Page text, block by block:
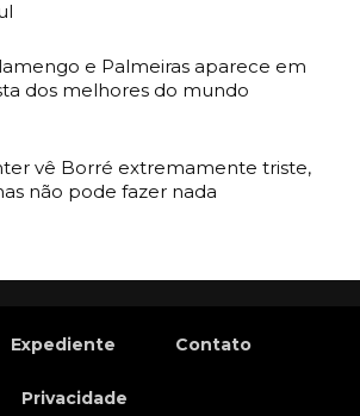
e Palmeiras aparece em
dos melhores do mundo
vê Borré extremamente triste,
não pode fazer nada
Expediente Contato
Privacidade